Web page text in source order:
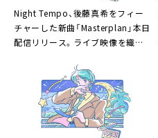
Night Tempo、後藤真希をフィー
チャーした新曲「Masterplan」本日
配信リリース。ライブ映像を織り